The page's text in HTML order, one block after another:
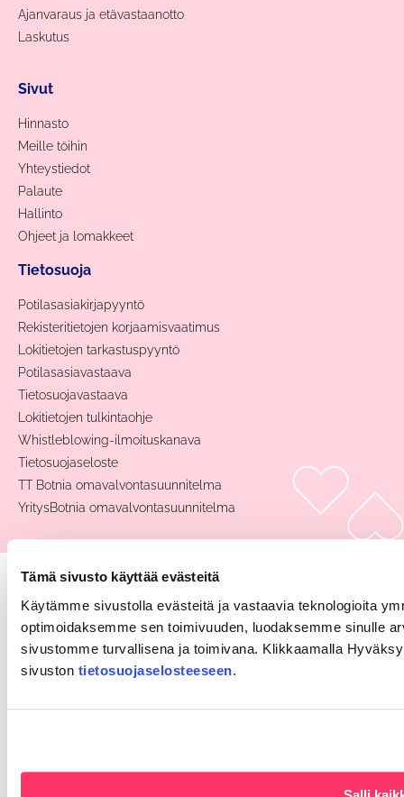
Tämä sivusto käyttää evästeitä
Käytämme sivustolla evästeitä ja vastaavia teknologioita
optimoidaksemme sen toimivuuden, luodaksemme sinulle
sivustomme turvallisena ja toimivana. Klikkaamalla
sivuston tietosuojaselosteeseen.
Ajanvaraus ja etävastaanotto
Laskutus
Sivut
Hinnasto
Meille töihin
Yhteystiedot
Palaute
Hallinto
Ohjeet ja lomakkeet
Tietosuoja
Potilasasiakirjapyyntö
Rekisteritietojen korjaamisvaatimus
Lokitietojen tarkastuspyyntö
Potilasasiavastaava
Tietosuojavastaava
Lokitietojen tulkintaohje
Whistleblowing-ilmoituskanava
Tietosuojaseloste
TT Botnia omavalvontasuunnitelma
YritysBotnia omavalvontasuunnitelma